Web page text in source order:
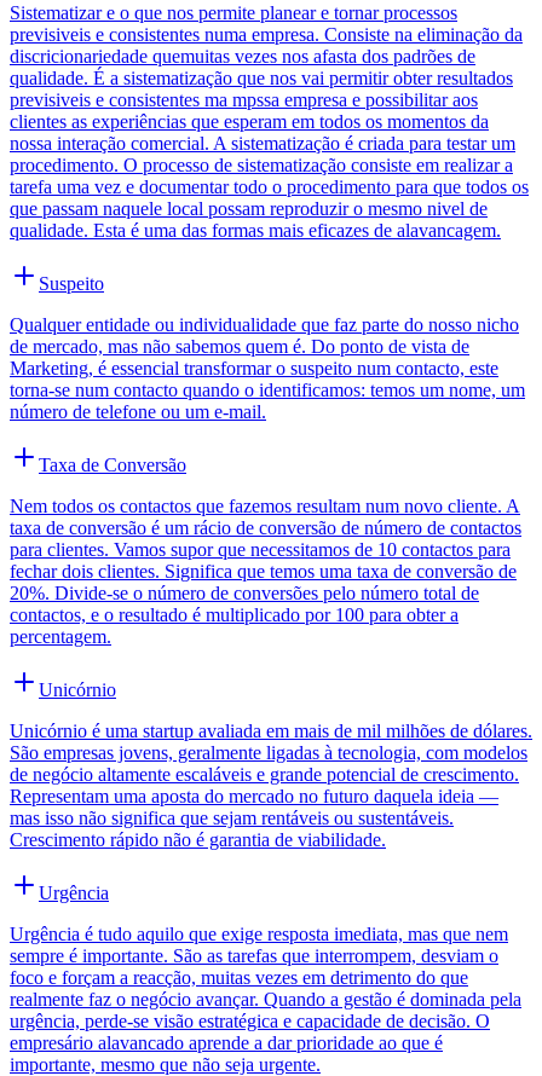
Sistematizar e o que nos permite planear e tornar processos
previsiveis e consistentes numa empresa. Consiste na eliminação da
discricionariedade quemuitas vezes nos afasta dos padrões de
qualidade. É a sistematização que nos vai permitir obter resultados
previsiveis e consistentes ma mpssa empresa e possibilitar aos
clientes as experiências que esperam em todos os momentos da
nossa interação comercial. A sistematização é criada para testar um
procedimento. O processo de sistematização consiste em realizar a
tarefa uma vez e documentar todo o procedimento para que todos os
que passam naquele local possam reproduzir o mesmo nivel de
qualidade. Esta é uma das formas mais eficazes de alavancagem.
Suspeito
Qualquer entidade ou individualidade que faz parte do nosso nicho
de mercado, mas não sabemos quem é. Do ponto de vista de
Marketing, é essencial transformar o suspeito num contacto, este
torna-se num contacto quando o identificamos: temos um nome, um
número de telefone ou um e-mail.
Taxa de Conversão
Nem todos os contactos que fazemos resultam num novo cliente. A
taxa de conversão é um rácio de conversão de número de contactos
para clientes. Vamos supor que necessitamos de 10 contactos para
fechar dois clientes. Significa que temos uma taxa de conversão de
20%. Divide-se o número de conversões pelo número total de
contactos, e o resultado é multiplicado por 100 para obter a
percentagem.
Unicórnio
Unicórnio é uma startup avaliada em mais de mil milhões de dólares.
São empresas jovens, geralmente ligadas à tecnologia, com modelos
de negócio altamente escaláveis e grande potencial de crescimento.
Representam uma aposta do mercado no futuro daquela ideia —
mas isso não significa que sejam rentáveis ou sustentáveis.
Crescimento rápido não é garantia de viabilidade.
Urgência
Urgência é tudo aquilo que exige resposta imediata, mas que nem
sempre é importante. São as tarefas que interrompem, desviam o
foco e forçam a reacção, muitas vezes em detrimento do que
realmente faz o negócio avançar. Quando a gestão é dominada pela
urgência, perde-se visão estratégica e capacidade de decisão. O
empresário alavancado aprende a dar prioridade ao que é
importante, mesmo que não seja urgente.